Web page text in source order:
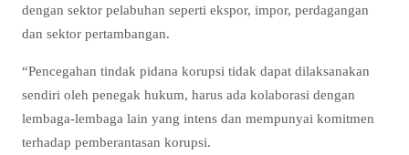
dengan sektor pelabuhan seperti ekspor, impor, perdagangan
dan sektor pertambangan.
“Pencegahan tindak pidana korupsi tidak dapat dilaksanakan
sendiri oleh penegak hukum, harus ada kolaborasi dengan
lembaga-lembaga lain yang intens dan mempunyai komitmen
terhadap pemberantasan korupsi.